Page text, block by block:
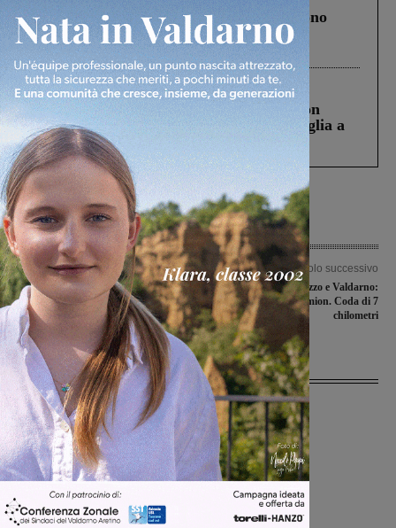
Un anno fa la strage in A1 in cui morirono
Gianni, Giulia e Franco. Lo schianto, il
processo, lo stop ai sorpassi fra tir....
Cronaca 3 Agosto 2026
Scomparso da una struttura di Castiglion
Fiorentino l’uomo che aveva ucciso la figlia a
Levane nel 2020
Articolo precedente
San Giovanni, presunte multe e link
sospetti: il Comune mette in guardia i
cittadini
Articolo successivo
Incidente tra Arezzo e Valdarno:
coinvolti due camion. Coda di 7
chilometri
Ultime Notizie